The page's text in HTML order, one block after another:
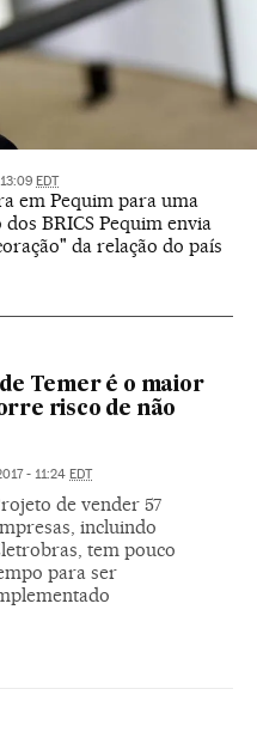
EDT
em Pequim para uma
BRICS Pequim envia
da relação do país
Temer é o maior
risco de não
- 11:24 EDT
de vender 57
incluindo
tem pouco
para ser